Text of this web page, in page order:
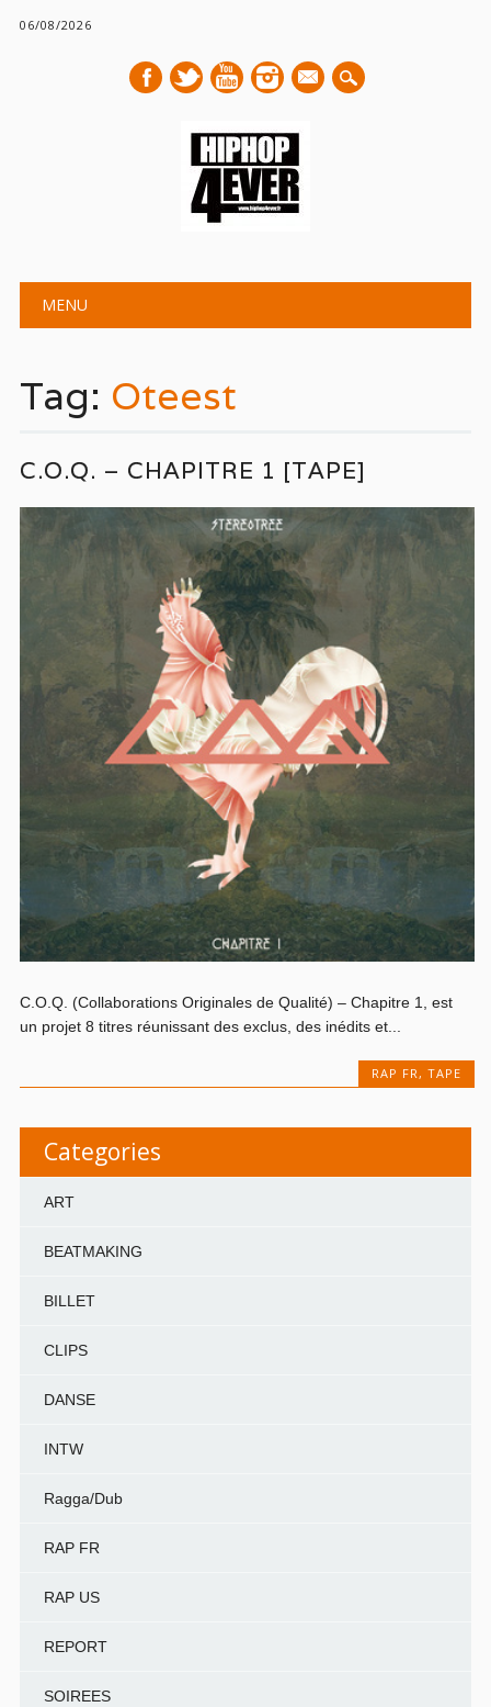
06/08/2026
mail
Main menu
MENU
Tag: Oteest
C.O.Q. – CHAPITRE 1 [TAPE]
C.O.Q. (Collaborations Originales de Qualité) – Chapitre 1, est
un projet 8 titres réunissant des exclus, des inédits et...
RAP FR, TAPE
Categories
ART
BEATMAKING
BILLET
CLIPS
DANSE
INTW
Ragga/Dub
RAP FR
RAP US
REPORT
SOIREES